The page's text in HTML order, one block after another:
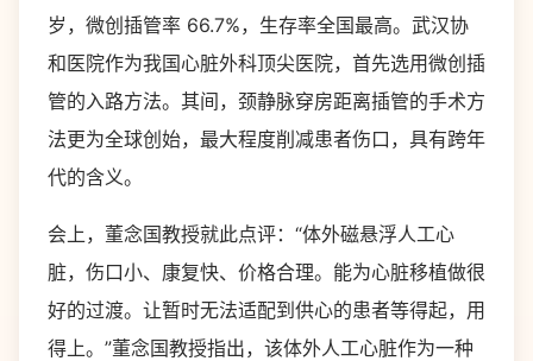
岁，微创插管率 66.7%，生存率全国最高。武汉协
和医院作为我国心脏外科顶尖医院，首先选用微创插
管的入路方法。其间，颈静脉穿房距离插管的手术方
法更为全球创始，最大程度削减患者伤口，具有跨年
代的含义。
会上，董念国教授就此点评：“体外磁悬浮人工心
脏，伤口小、康复快、价格合理。能为心脏移植做很
好的过渡。让暂时无法适配到供心的患者等得起，用
得上。”董念国教授指出，该体外人工心脏作为一种